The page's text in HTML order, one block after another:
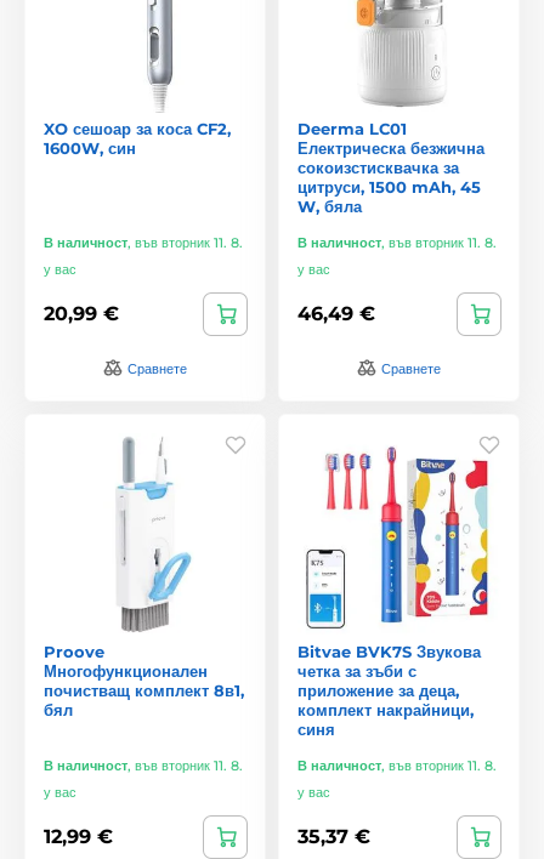
XO сешоар за коса CF2,
1600W, син
В наличност, във вторник 11. 8.
у вас
20,99 €
Сравнете
Deerma LC01
Електрическа безжична
сокоизстисквачка за
цитруси, 1500 mAh, 45
W, бяла
В наличност, във вторник 11. 8.
у вас
46,49 €
Сравнете
Proove
Многофункционален
почистващ комплект 8в1,
бял
В наличност, във вторник 11. 8.
у вас
12,99 €
Bitvae BVK7S Звукова
четка за зъби с
приложение за деца,
комплект накрайници,
синя
В наличност, във вторник 11. 8.
у вас
35,37 €